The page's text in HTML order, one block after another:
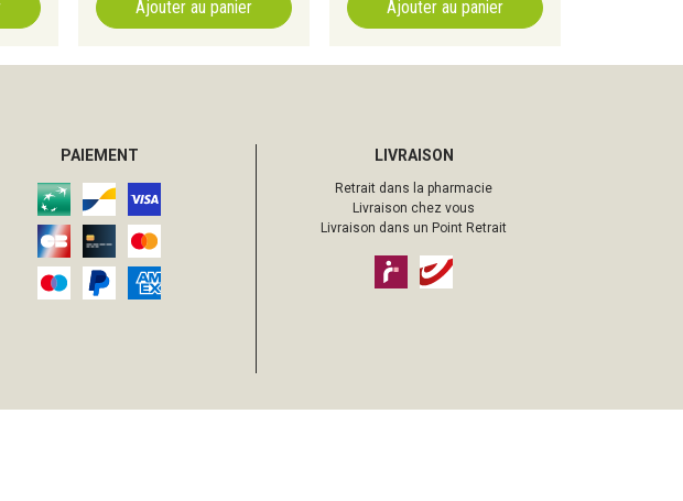
Ajouter au panier Ajouter au panier
PAIEMENT LIVRAISON
Retrait dans la pharmacie
Livraison chez vous
Livraison dans un Point Retrait